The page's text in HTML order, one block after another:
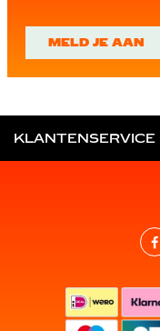
MELD JE AAN
KLANTENSERVICE